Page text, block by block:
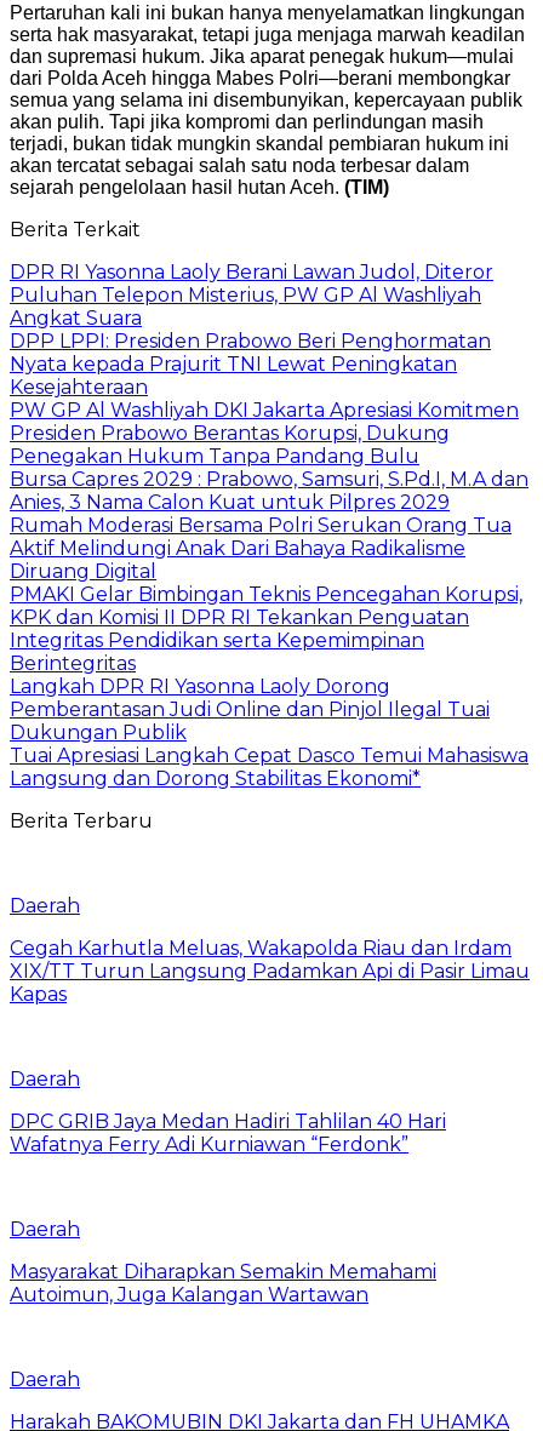
Pertaruhan kali ini bukan hanya menyelamatkan lingkungan
serta hak masyarakat, tetapi juga menjaga marwah keadilan
dan supremasi hukum. Jika aparat penegak hukum—mulai
dari Polda Aceh hingga Mabes Polri—berani membongkar
semua yang selama ini disembunyikan, kepercayaan publik
akan pulih. Tapi jika kompromi dan perlindungan masih
terjadi, bukan tidak mungkin skandal pembiaran hukum ini
akan tercatat sebagai salah satu noda terbesar dalam
sejarah pengelolaan hasil hutan Aceh. (TIM)
Berita Terkait
DPR RI Yasonna Laoly Berani Lawan Judol, Diteror
Puluhan Telepon Misterius, PW GP Al Washliyah
Angkat Suara
DPP LPPI: Presiden Prabowo Beri Penghormatan
Nyata kepada Prajurit TNI Lewat Peningkatan
Kesejahteraan
PW GP Al Washliyah DKI Jakarta Apresiasi Komitmen
Presiden Prabowo Berantas Korupsi, Dukung
Penegakan Hukum Tanpa Pandang Bulu
Bursa Capres 2029 : Prabowo, Samsuri, S.Pd.I, M.A dan
Anies, 3 Nama Calon Kuat untuk Pilpres 2029
Rumah Moderasi Bersama Polri Serukan Orang Tua
Aktif Melindungi Anak Dari Bahaya Radikalisme
Diruang Digital
PMAKI Gelar Bimbingan Teknis Pencegahan Korupsi,
KPK dan Komisi II DPR RI Tekankan Penguatan
Integritas Pendidikan serta Kepemimpinan
Berintegritas
Langkah DPR RI Yasonna Laoly Dorong
Pemberantasan Judi Online dan Pinjol Ilegal Tuai
Dukungan Publik
Tuai Apresiasi Langkah Cepat Dasco Temui Mahasiswa
Langsung dan Dorong Stabilitas Ekonomi*
Berita Terbaru
Daerah
Cegah Karhutla Meluas, Wakapolda Riau dan Irdam
XIX/TT Turun Langsung Padamkan Api di Pasir Limau
Kapas
Daerah
DPC GRIB Jaya Medan Hadiri Tahlilan 40 Hari
Wafatnya Ferry Adi Kurniawan “Ferdonk”
Daerah
Masyarakat Diharapkan Semakin Memahami
Autoimun, Juga Kalangan Wartawan
Daerah
Harakah BAKOMUBIN DKI Jakarta dan FH UHAMKA